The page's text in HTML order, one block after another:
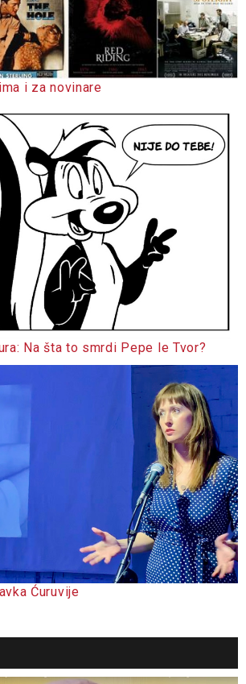
i za novinare
Na šta to smrdi Pepe le Tvor?
Ćuruvije